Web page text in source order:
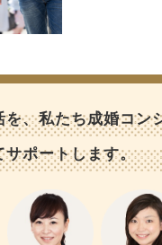
を、私たち成婚コン
サポートします。